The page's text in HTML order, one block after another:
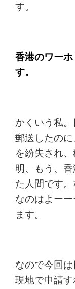
す。
香港のワー
す。
かくいう私
郵送したの
を紛失され
明、
もう、
た 人間です
なのはよー
ます。
なので今回は
現地で申請